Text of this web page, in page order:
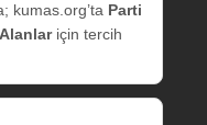
kumas.org’ta Parti
için tercih